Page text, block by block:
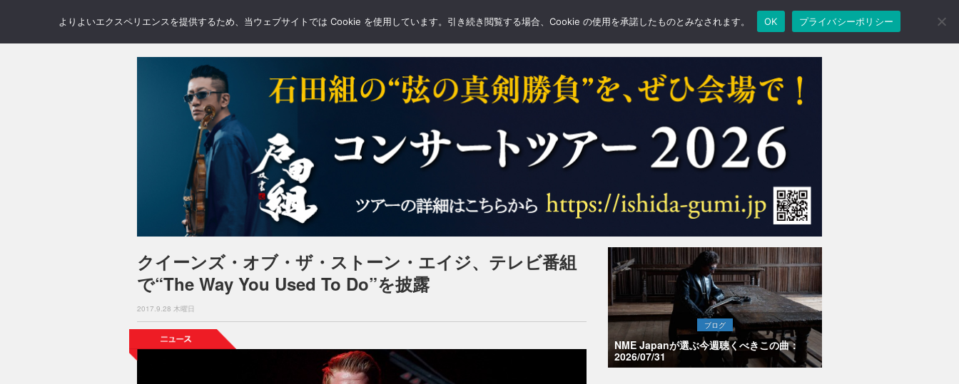
NEWS REVIEWS GALLERY BLOGS FEATURE
クイーンズ・オブ・ザ・ストーン・エイジ、テレビ番組
で“The Way You Used To Do”を披露
2017.9.28 木曜日
ブログ
NME Japanが選ぶ今週聴くべきこの曲：
2026/07/31
よりよいエクスペリエンスを提供するため、当ウェブサイトでは Cookie を使用しています。引き続き閲覧する場合、Cookie の使用を承諾したものとみなされます。 OK プライバシーポリシー